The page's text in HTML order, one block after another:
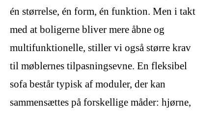
én størrelse, én form, én funktion. Men i takt
med at boligerne bliver mere åbne og
multifunktionelle, stiller vi også større krav
til møblernes tilpasningsevne. En fleksibel
sofa består typisk af moduler, der kan
sammensættes på forskellige måder: hjørne,